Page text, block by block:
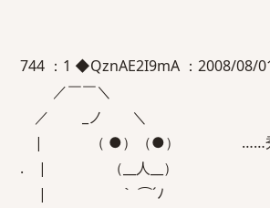
744 ：1 ◆QznAE2I9mA ：2008/08/
／￣￣＼
／ _ノ ＼
| （ ●）（●） ……秀吉様
. | （__人__）
| ｀ ⌒´ﾉ